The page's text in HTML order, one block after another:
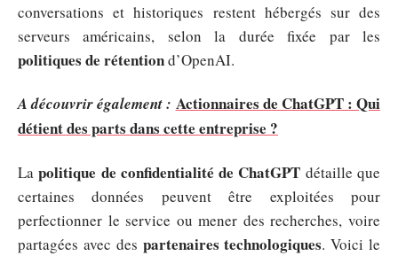
conversations et historiques restent hébergés sur des
serveurs américains, selon la durée fixée par les
politiques de rétentiond’OpenAI.
A découvrir également : Actionnaires de ChatGPT : Qui
détient des parts dans cette entreprise ?
Lapolitique de confidentialité de ChatGPT détaille que
certaines données peuvent être exploitées pour
perfectionner le service ou mener des recherches, voire
partagées avec des partenaires technologiques. Voici le